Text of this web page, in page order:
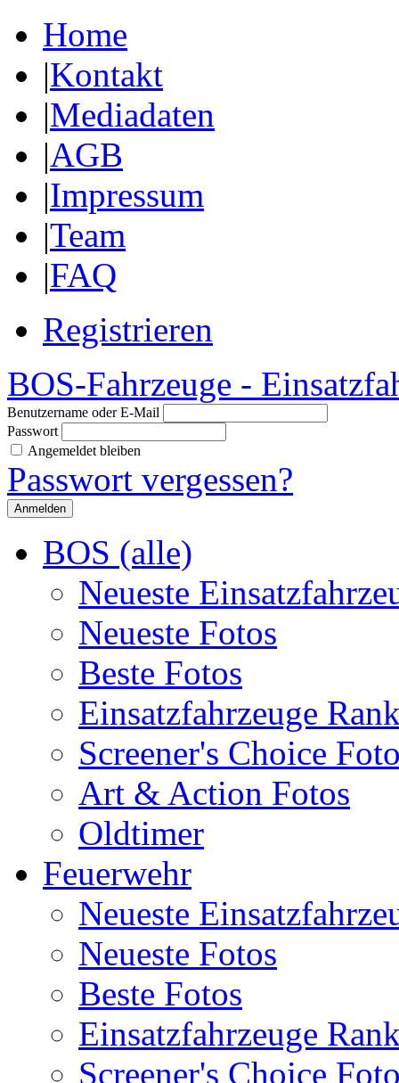
Home
|Kontakt
|Mediadaten
|AGB
|Impressum
|Team
|FAQ
Registrieren
BOS-Fahrzeuge -
Benutzername oder E-Mail
Passwort
Angemeldet bleiben
Passwort vergessen?
BOS (alle)
Neueste
Neueste Fotos
Beste Fotos
Einsatzfahrzeuge
Screener's Choice
Art & Action Fotos
Oldtimer
Feuerwehr
Neueste
Neueste Fotos
Beste Fotos
Einsatzfahrzeuge
Screener's Choice